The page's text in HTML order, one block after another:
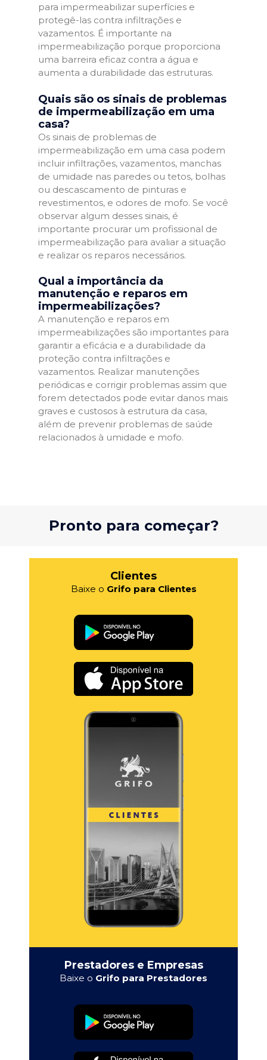
para impermeabilizar superfícies e
protegê-las contra infiltrações e
vazamentos. É importante na
impermeabilização porque proporciona
uma barreira eficaz contra a água e
aumenta a durabilidade das estruturas.
Quais são os sinais de problemas
de impermeabilização em uma
casa?
Os sinais de problemas de
impermeabilização em uma casa podem
incluir infiltrações, vazamentos, manchas
de umidade nas paredes ou tetos, bolhas
ou descascamento de pinturas e
revestimentos, e odores de mofo. Se você
observar algum desses sinais, é
importante procurar um profissional de
impermeabilização para avaliar a situação
e realizar os reparos necessários.
Qual a importância da
manutenção e reparos em
impermeabilizações?
A manutenção e reparos em
impermeabilizações são importantes para
garantir a eficácia e a durabilidade da
proteção contra infiltrações e
vazamentos. Realizar manutenções
periódicas e corrigir problemas assim que
forem detectados pode evitar danos mais
graves e custosos à estrutura da casa,
além de prevenir problemas de saúde
relacionados à umidade e mofo.
Pronto para começar?
Clientes
Baixe o Grifo para Clientes
Prestadores e Empresas
Baixe o Grifo para Prestadores